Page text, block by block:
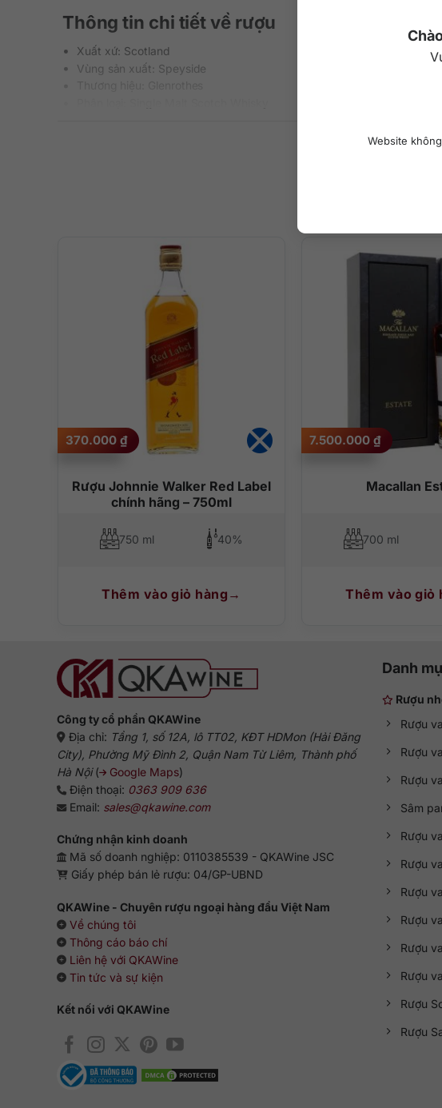
Website
Thông tin chi tiết về rượu
Xuất xứ: Scotland
Vùng sản xuất: Speyside
– Hương thơm: Trên mũi là bản hòa tấu đầy tươi mát và ngọt ngào của
– Hương vị: Vị ngọt ngào tiếp tục là điểm nhấn trên vòm miệng với sự
thiếu vị quả sung cùng với điểm nhấn cay nhẹ của gia vị gỗ sồi.
– Hậu vị: Kết thúc dài với dư vị của mật ong, táo hầm, tannin gỗ sồi và
Rượu Johnnie Walker Red Label
chính hãng – 750ml
370.000 ₫
750 ml 40%
Thêm vào giỏ hàng
Macallan
7.500.000 ₫
700 ml
Thêm vào giỏ
Công ty cổ phần QKAWine
Địa chỉ: Tầng 1, số 12A, lô TT02, KĐT HDMon (Hải Đăng
City), Phường Mỹ Đình 2, Quận Nam Từ Liêm, Thành phố
Hà Nội( Google Maps)
Điện thoại: 0363 909 636
Email: sales@qkawine.com
Chứng nhận kinh doanh
Mã số doanh nghiệp: 0110385539 - QKAWine JSC
Giấy phép bán lẻ rượu: 04/GP-UBND
QKAWine - Chuyên rượu ngoại hàng đầu Việt Nam
Về chúng tôi
Thông cáo báo chí
Liên hệ với QKAWine
Tin tức và sự kiện
Kết nối với QKAWine
Danh
Rượu
Rượu
Rượu
Rượu
Sâm
Rượu
Rượu
Rượu
Rượu
Rượu
Rượu
Rượu
Rượu